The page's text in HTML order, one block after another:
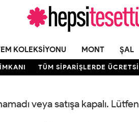
KOLEKSIYONU MONT ŞAL
TÜM SİPARİŞLERDE
veya satışa kapalı.